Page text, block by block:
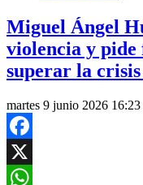
Miguel Ángel
violencia y
superar la
martes 9 junio 2026 16:23
Facebook
X